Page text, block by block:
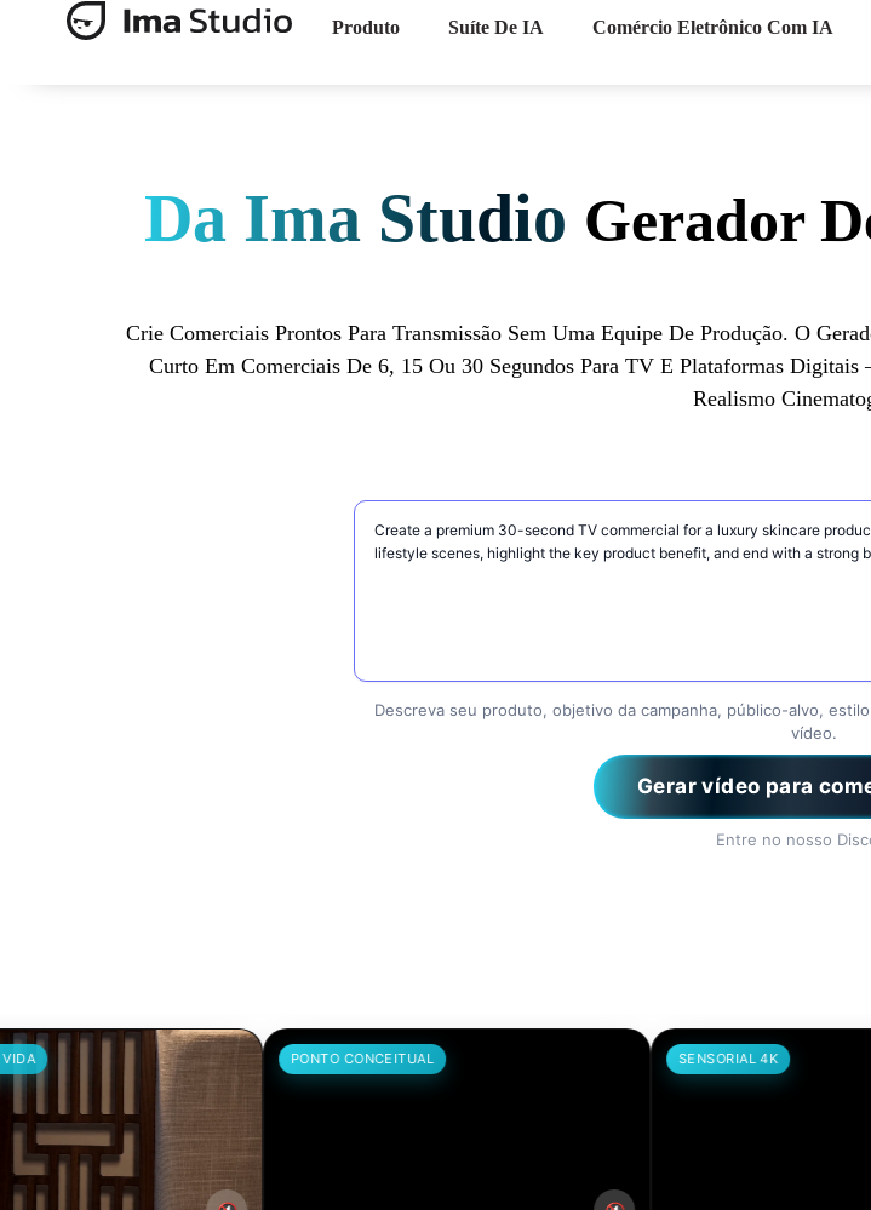
Produto Suíte De IA Comércio Eletrônico Com IA
Da Ima Studio Gerador
Crie Comerciais Prontos Para Transmissão Sem Uma Equipe De Produção. O
Curto Em Comerciais De 6, 15 Ou 30 Segundos Para TV E Plataformas
Realismo
Descreva o comercial de TV que você deseja criar.
Descreva seu produto, objetivo da campanha, público-alvo,
vídeo.
Gerar vídeo para
Entre no nosso
PONTO CONCEITUAL